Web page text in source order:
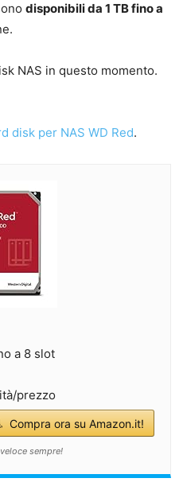
disponibili da 1 TB fino a
NAS in questo momento.
disk per NAS WD Red.
a 8 slot
prezzo
Compra ora su Amazon.it!
sempre!